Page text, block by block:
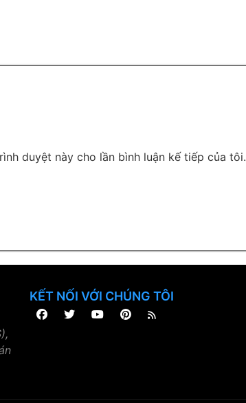
duyệt này cho lần bình luận kế tiếp của tôi.
KẾT NỐI VỚI CHÚNG TÔI